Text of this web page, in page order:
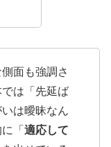
面も強調さ
は「先延ば
は曖昧なん
「 適応して